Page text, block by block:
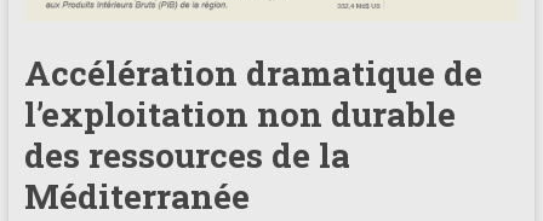
Accélération dramatique de
l’exploitation non durable
des ressources de la
Méditerranée